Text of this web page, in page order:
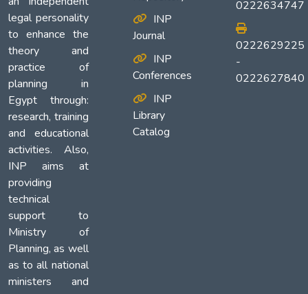
legal personality
to enhance the
theory and
practice of
planning in
Egypt through:
research, training
and educational
activities. Also,
INP aims at
providing
technical
support to
Ministry of
Planning, as well
as to all national
ministers and
INP
Journal
INP
Conferences
INP
Library
Catalog
0222634747
0222629225
-
0222627840